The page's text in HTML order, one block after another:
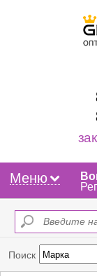
Меню
Поиск